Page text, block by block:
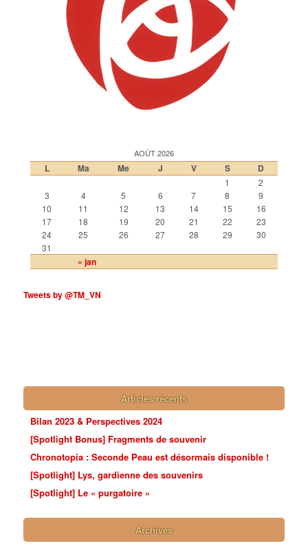
AOÛT 2026
L Ma Me J V S D
« jan
1
2
3
4 5 6 7 8
9
10
11 12 13 14 15
16
17
18 19 20 21 22
23
24
25 26 27 28 29
30
31
Tweets by @TM_VN
Articles récents
Bilan 2023 & Perspectives 2024
[Spotlight Bonus] Fragments de souvenir
Chronotopia : Seconde Peau est désormais disponible !
[Spotlight] Lys, gardienne des souvenirs
[Spotlight] Le « purgatoire »
Archives